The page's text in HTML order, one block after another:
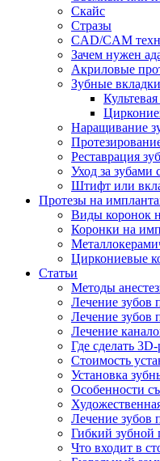
Скайс
Стразы
CAD/CAM
Зачем нужен
Акриловые
Зубные вкладки
Наращивание
Реставрация
Уход за зубами
Штифт или
Протезы на
Виды коронок
Коронки на
Циркониевые
Статьи
Методы
Лечение зубов
Лечение зубов
Лечение
Где сделать
Стоимость
Установка
Особенности
Лечение зубов
Гибкий зубной
Что входит в